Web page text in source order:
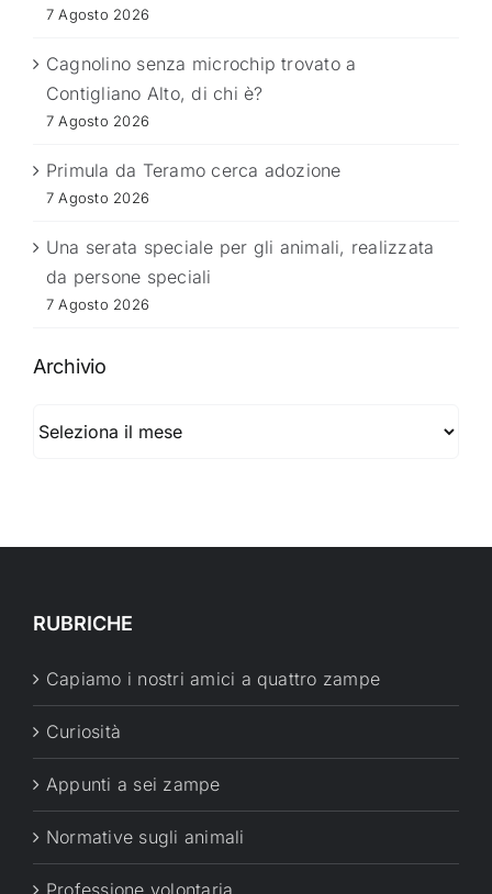
7 Agosto 2026
Cagnolino senza microchip trovato a
Contigliano Alto, di chi è?
7 Agosto 2026
Primula da Teramo cerca adozione
7 Agosto 2026
Una serata speciale per gli animali, realizzata
da persone speciali
7 Agosto 2026
Archivio
RUBRICHE
Capiamo i nostri amici a quattro zampe
Curiosità
Appunti a sei zampe
Normative sugli animali